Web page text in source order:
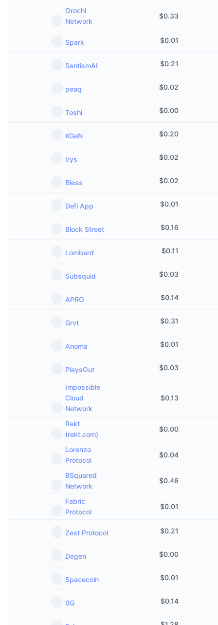
Orochi
Network
$0.33
Spark $0.01
SentismAI $0.21
peaq $0.02
Toshi $0.00
KGeN $0.20
Irys $0.02
Bless $0.02
Defi App $0.01
Block Street $0.16
Lombard $0.11
Subsquid $0.03
APRO $0.14
Grvt $0.31
Anoma $0.01
PlaysOut $0.03
Impossible
Cloud
Network
$0.13
Rekt
(rekt.com)
$0.00
Lorenzo
Protocol
$0.04
BSquared
Network
$0.46
Fabric
Protocol
$0.01
Zest Protocol $0.21
Degen $0.00
Spacecoin $0.01
0G $0.14